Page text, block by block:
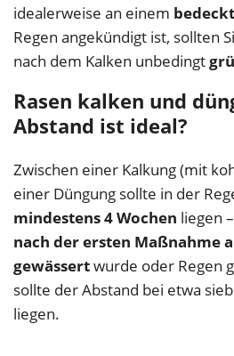
idealerweise an einem
Regen angekündigt ist, sollten
nach dem Kalken unbedingt
Rasen kalken und
Abstand ist ideal?
Zwischen einer Kalkung (mit
einer Düngung sollte in der
mindestens 4 Wochen liegen
nach der ersten Maßnahme
gewässertwurde oder Regen
sollte der Abstand bei etwa
liegen.